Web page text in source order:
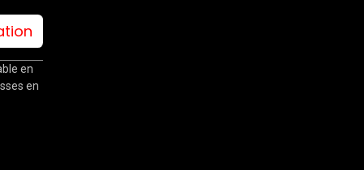
en
en